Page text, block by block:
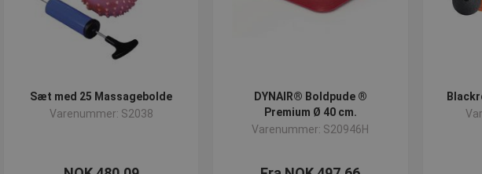
Sæt med 25 Massagebolde
Varenummer: S2038
DYNAIR® Boldpude ®
Premium Ø 40 cm.
Varenummer: S20946H